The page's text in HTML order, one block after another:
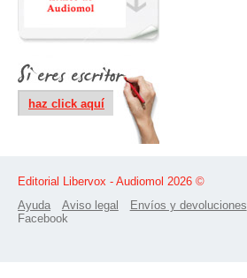
haz click aquí
Editorial Libervox - Audiomol 2026 ©
Ayuda
Aviso legal
Envíos y devoluciones
Facebook